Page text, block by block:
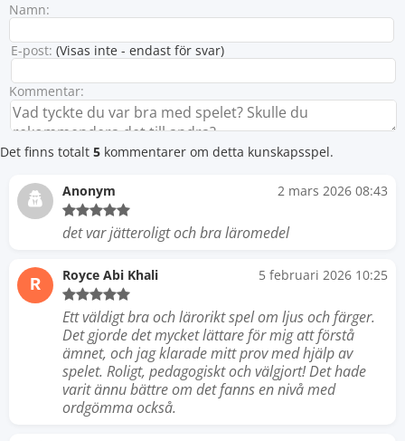
Namn:
E-post: (Visas inte - endast för svar)
Kommentar:
Det finns totalt 5 kommentarer om detta kunskapsspel.
Anonym 2 mars 2026 08:43
det var jätteroligt och bra läromedel
R Royce Abi Khali 5 februari 2026 10:25
Ett väldigt bra och lärorikt spel om ljus och färger.
Det gjorde det mycket lättare för mig att förstå
ämnet, och jag klarade mitt prov med hjälp av
spelet. Roligt, pedagogiskt och välgjort! Det hade
varit ännu bättre om det fanns en nivå med
ordgömma också.